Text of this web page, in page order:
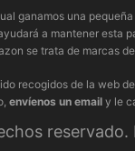
ganamos una
a mantener
se trata de marcas
recogidos de la web
envíenos un email y le